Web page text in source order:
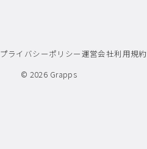
プライバシーポリシー運営会社利用規約
© 2026 Grapps